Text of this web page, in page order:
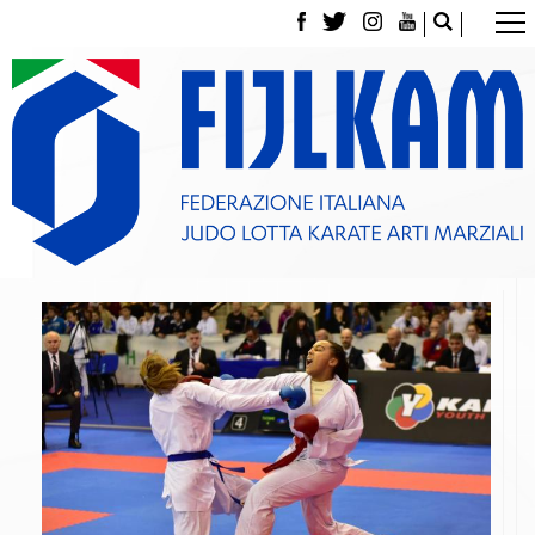
La Federazione
Tesseramento
Contatti
Norme e modulistica Affiliazioni e Tesseramenti
Classifica Società Sportive con più di 100 atleti
tesserati
Gare e Risultati
Archivio eventi
Dove siamo
Media
Partners
Trasparenza
Judo
La disciplina
News
Attività Didattica